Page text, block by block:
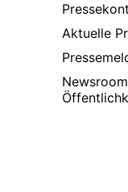
Aktuelle